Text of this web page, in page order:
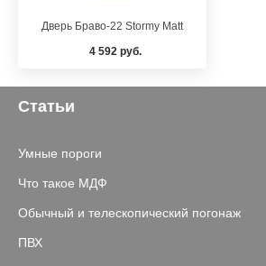
Дверь Браво-22 Stormy Matt
4 592 руб.
Статьи
Умные пороги
Что такое МДФ
Обычный и телескопический погонаж
ПВХ